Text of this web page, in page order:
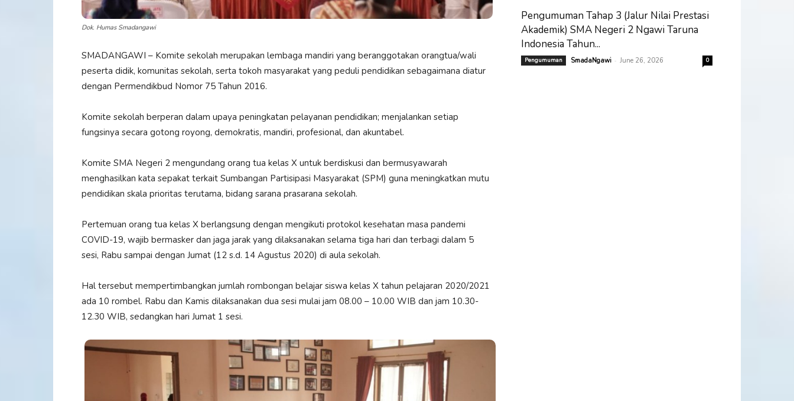
Dok. Humas Smadangawi
SMADANGAWI – Komite sekolah merupakan lembaga mandiri yang beranggotakan orangtua/wali
peserta didik, komunitas sekolah, serta tokoh masyarakat yang peduli pendidikan sebagaimana diatur
dengan Permendikbud Nomor 75 Tahun 2016.
Komite sekolah berperan dalam upaya peningkatan pelayanan pendidikan; menjalankan setiap
fungsinya secara gotong royong, demokratis, mandiri, profesional, dan akuntabel.
Komite SMA Negeri 2 mengundang orang tua kelas X untuk berdiskusi dan bermusyawarah
menghasilkan kata sepakat terkait Sumbangan Partisipasi Masyarakat (SPM) guna meningkatkan mutu
pendidikan skala prioritas terutama, bidang sarana prasarana sekolah.
Pertemuan orang tua kelas X berlangsung dengan mengikuti protokol kesehatan masa pandemi
COVID-19, wajib bermasker dan jaga jarak yang dilaksanakan selama tiga hari dan terbagi dalam 5
sesi, Rabu sampai dengan Jumat (12 s.d. 14 Agustus 2020) di aula sekolah.
Hal tersebut mempertimbangkan jumlah rombongan belajar siswa kelas X tahun pelajaran 2020/2021
ada 10 rombel. Rabu dan Kamis dilaksanakan dua sesi mulai jam 08.00 – 10.00 WIB dan jam 10.30-
12.30 WIB, sedangkan hari Jumat 1 sesi.
Pengumuman Tahap 3 (Jalur Nilai Prestasi
Akademik) SMA Negeri 2 Ngawi Taruna
Indonesia Tahun...
Pengumuman SmadaNgawi - June 26, 2026 0